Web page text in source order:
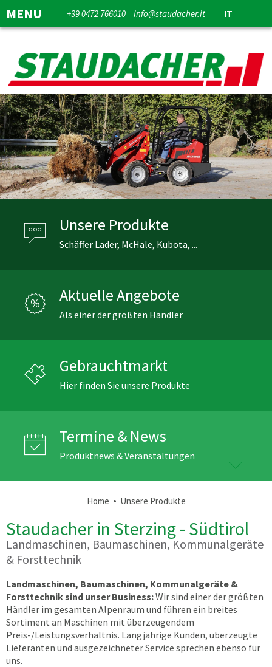
MENU +39 0472 766010 info@staudacher.it IT
Unsere Produkte
Schäffer Lader, McHale, Kubota, ...
Aktuelle Angebote
Als einer der größten Händler
Gebrauchtmarkt
Hier finden Sie unsere Produkte
Termine & News
Produktnews & Veranstaltungen
Home • Unsere Produkte
Staudacher in Sterzing - Südtirol
Landmaschinen, Baumaschinen, Kommunalgeräte
& Forsttechnik
Landmaschinen, Baumaschinen, Kommunalgeräte &
Forsttechnik sind unser Business:Wir sind einer der größten
Händler im gesamten Alpenraum und führen ein breites
Sortiment an Maschinen mit überzeugendem
Preis-/Leistungsverhältnis. Langjährige Kunden, überzeugte
Lieferanten und ausgezeichneter Service sprechen ebenso für
uns.